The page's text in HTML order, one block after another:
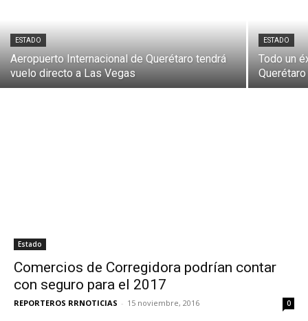
ESTADO
Aeropuerto Internacional de Querétaro tendrá
vuelo directo a Las Vegas
ESTADO
Todo un
Estado
Comercios de Corregidora podrían contar
con seguro para el 2017
REPORTEROS RRNOTICIAS - 15 noviembre, 2016 0